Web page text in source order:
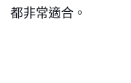
都非常適合。